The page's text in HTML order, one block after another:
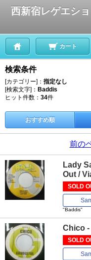
西新宿レゲエシ
カート
検索条件
[カテゴリー]： 指定なし
[検索文字]： Baddis
ヒット件数： 34件
おすすめ順
前の
Lady
Out /
SOLD
"Baddis"
Chico
SOLD